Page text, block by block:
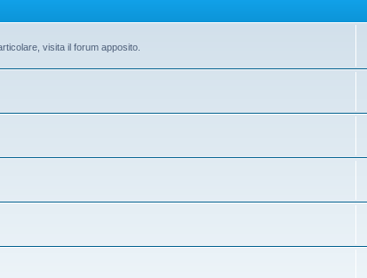
visita il forum apposito.